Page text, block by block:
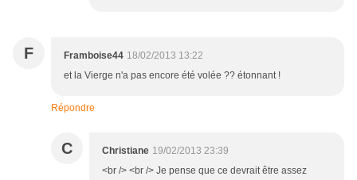
F Framboise44 18/02/2013 13:22
et la Vierge n'a pas encore été volée ?? étonnant !
Répondre
C Christiane 19/02/2013 23:39
<br /> <br /> Je pense que ce devrait être assez